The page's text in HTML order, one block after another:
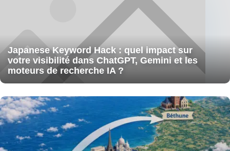
Japanese Keyword Hack : quel impact sur
votre visibilité dans ChatGPT, Gemini et les
moteurs de recherche IA ?